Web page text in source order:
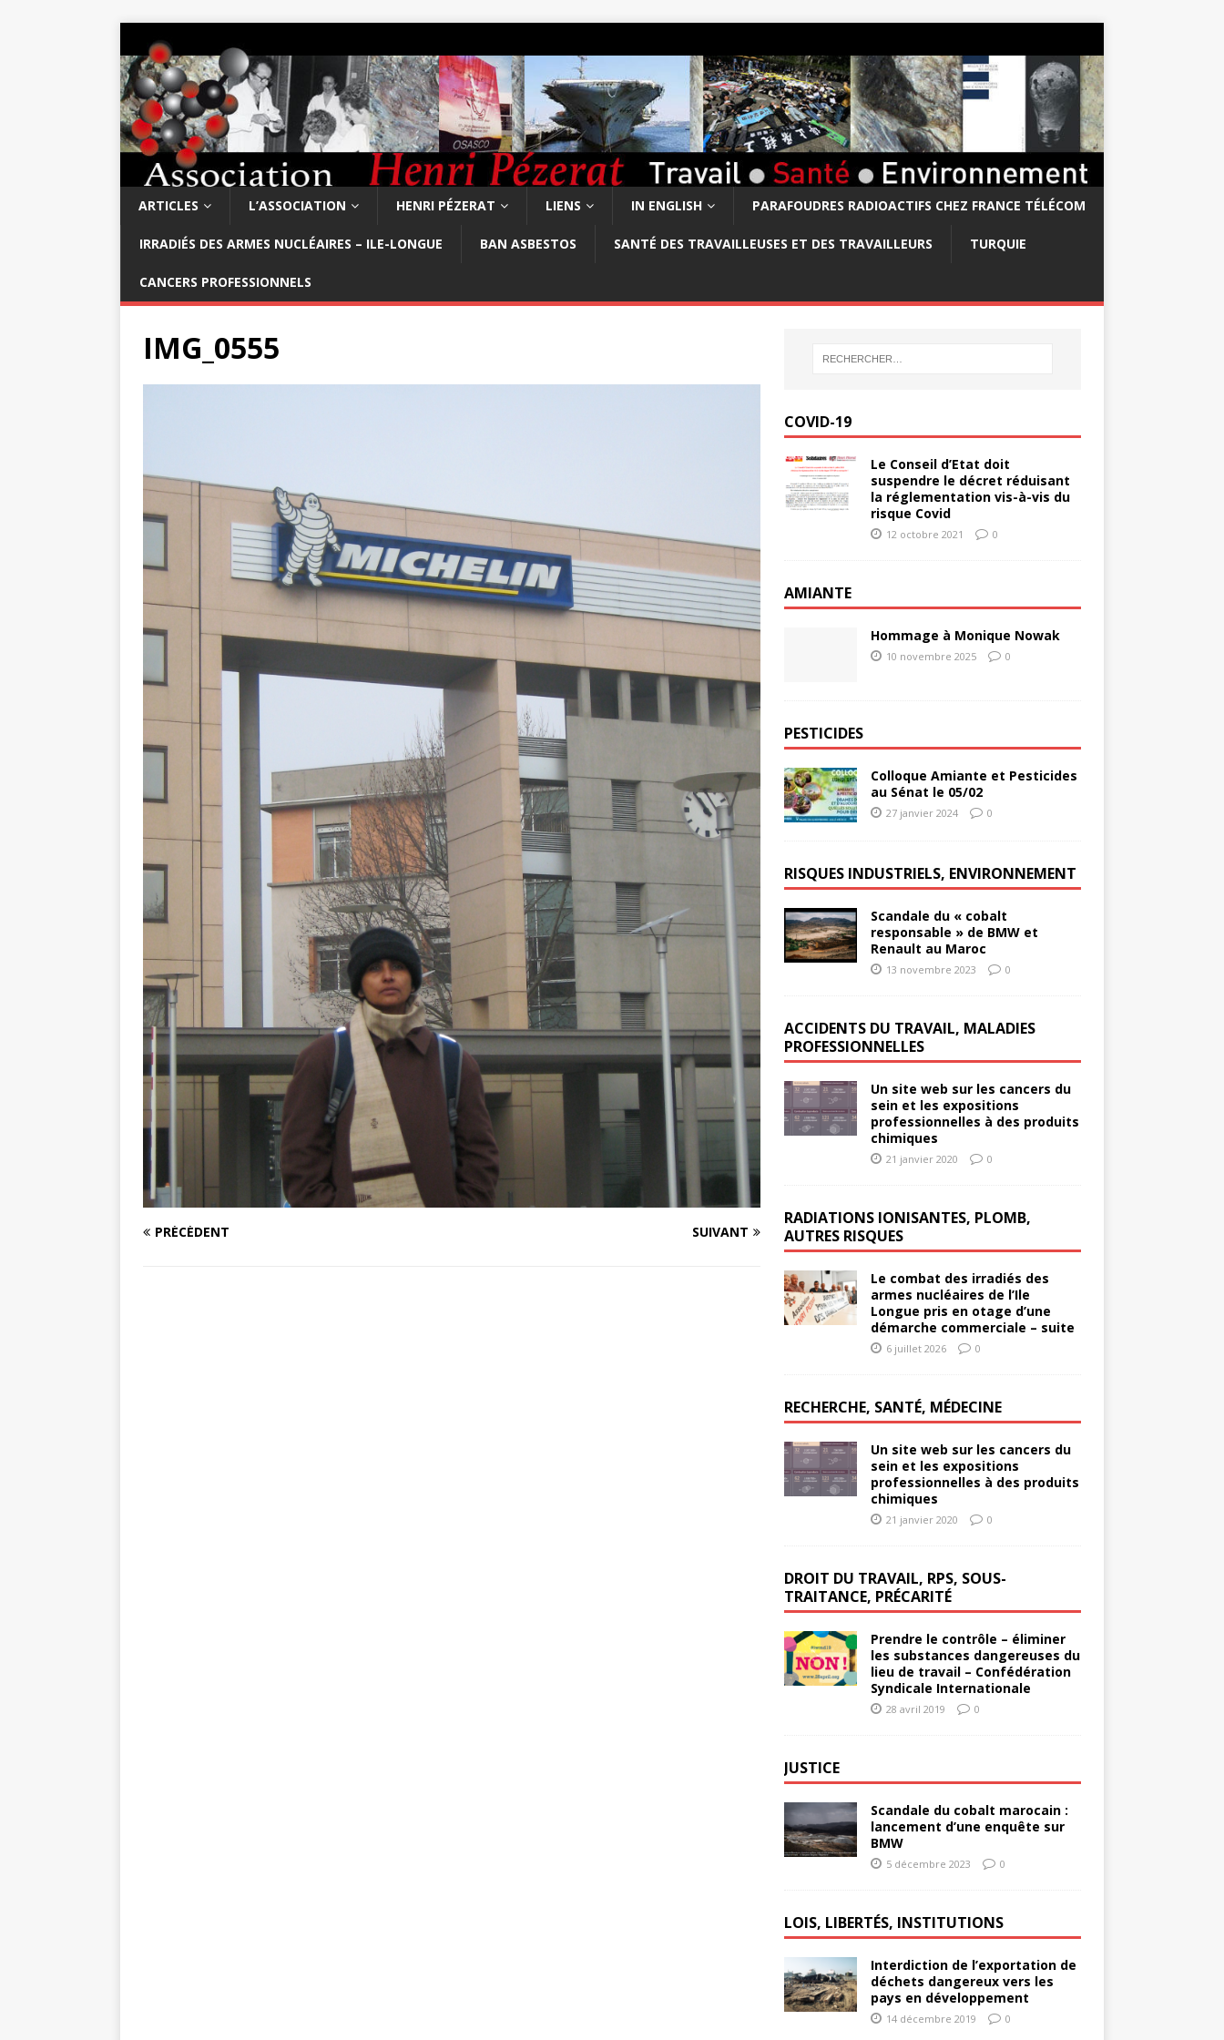
ARTICLES L’ASSOCIATION HENRI PÉZERAT LIENS IN ENGLISH PARAFOUDRES RADIOACTIFS CHEZ FRANCE TÉLÉCOM
IRRADIÉS DES ARMES NUCLÉAIRES – ILE-LONGUE BAN ASBESTOS SANTÉ DES TRAVAILLEUSES ET DES TRAVAILLEURS TURQUIE
CANCERS PROFESSIONNELS
IMG_0555
PRÉCÉDENT SUIVANT
COVID-19
Le Conseil d’Etat doit
suspendre le décret réduisant
la réglementation vis-à-vis du
risque Covid
12 octobre 2021 0
AMIANTE
Hommage à Monique Nowak
10 novembre 2025 0
PESTICIDES
Colloque Amiante et Pesticides
au Sénat le 05/02
27 janvier 2024 0
RISQUES INDUSTRIELS, ENVIRONNEMENT
Scandale du « cobalt
responsable » de BMW et
Renault au Maroc
13 novembre 2023 0
ACCIDENTS DU TRAVAIL, MALADIES
PROFESSIONNELLES
Un site web sur les cancers du
sein et les expositions
professionnelles à des produits
chimiques
21 janvier 2020 0
RADIATIONS IONISANTES, PLOMB,
AUTRES RISQUES
Le combat des irradiés des
armes nucléaires de l’Ile
Longue pris en otage d’une
démarche commerciale – suite
6 juillet 2026 0
RECHERCHE, SANTÉ, MÉDECINE
Un site web sur les cancers du
sein et les expositions
professionnelles à des produits
chimiques
21 janvier 2020 0
DROIT DU TRAVAIL, RPS, SOUS-
TRAITANCE, PRÉCARITÉ
Prendre le contrôle – éliminer
les substances dangereuses du
lieu de travail – Confédération
Syndicale Internationale
28 avril 2019 0
JUSTICE
Scandale du cobalt marocain :
lancement d’une enquête sur
BMW
5 décembre 2023 0
LOIS, LIBERTÉS, INSTITUTIONS
Interdiction de l’exportation de
déchets dangereux vers les
pays en développement
14 décembre 2019 0